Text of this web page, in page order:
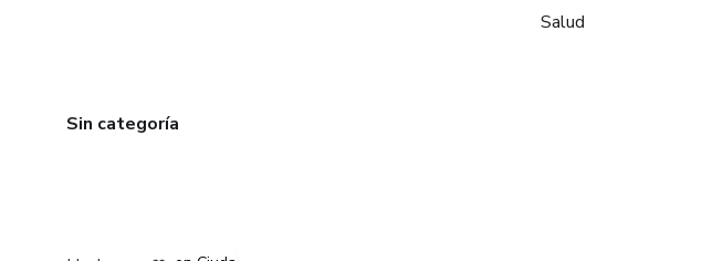
Salud
Sin categoría